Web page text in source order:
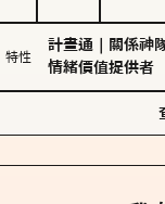
特性
計畫通 關係神
情緒價值提供者